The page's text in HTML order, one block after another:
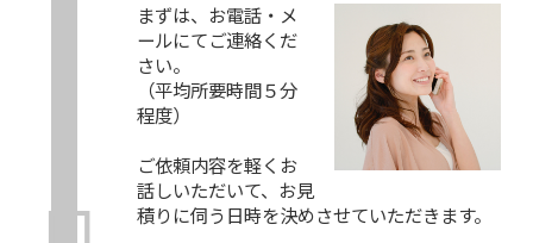
まずは、お電話・メ
ールにてご連絡くだ
さい。
（平均所要時間５分
程度）
ご依頼内容を軽くお
話しいただいて、お見
積りに伺う日時を決めさせていただきます。